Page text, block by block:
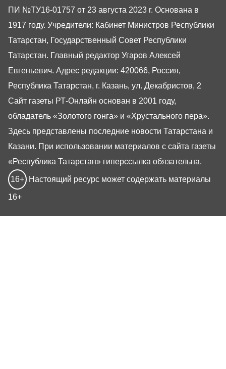
ПИ №ТУ16-01757 от 23 августа 2023 г. Основана в
1917 году. Учредители: Кабинет Министров Республики
Татарстан, Государственный Совет Республики
Татарстан. Главный редактор Угаров Алексей
Евгеньевич. Адрес редакции: 420066, Россия,
Республика Татарстан, г. Казань, ул. Декабристов, 2
Сайт газеты РТ-Онлайн основан в 2001 году,
обладатель «Золотого гонга» и «Хрустального пера».
Здесь представлены последние новости Татарстана и
Казани. При использовании материалов с сайта газеты
«Республика Татарстан» гиперссылка обязательна.
16+ Настоящий ресурс может содержать материалы
16+